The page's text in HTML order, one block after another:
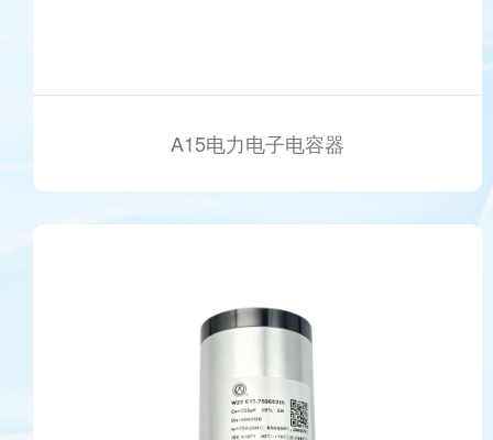
A15电力电子电容器